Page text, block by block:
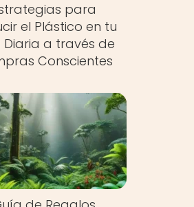
para
el Plástico en tu
Diaria a través de
Conscientes